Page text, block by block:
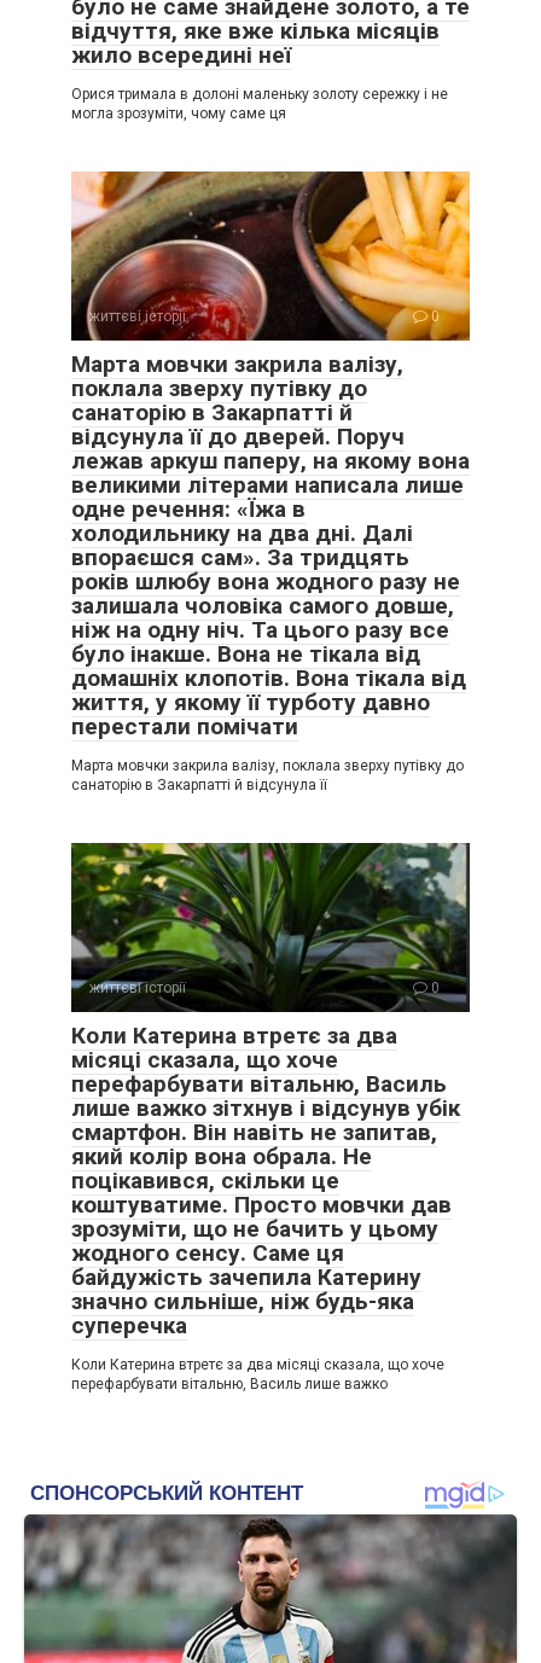
було не саме знайдене золото, а те
відчуття, яке вже кілька місяців
жило всередині неї
Орися тримала в долоні маленьку золоту сережку і не
могла зрозуміти, чому саме ця
життєві історії 0
Марта мовчки закрила валізу,
поклала зверху путівку до
санаторію в Закарпатті й
відсунула її до дверей. Поруч
лежав аркуш паперу, на якому вона
великими літерами написала лише
одне речення: «Їжа в
холодильнику на два дні. Далі
впораєшся сам». За тридцять
років шлюбу вона жодного разу не
залишала чоловіка самого довше,
ніж на одну ніч. Та цього разу все
було інакше. Вона не тікала від
домашніх клопотів. Вона тікала від
життя, у якому її турботу давно
перестали помічати
Марта мовчки закрила валізу, поклала зверху путівку до
санаторію в Закарпатті й відсунула її
життєві історії 0
Коли Катерина втретє за два
місяці сказала, що хоче
перефарбувати вітальню, Василь
лише важко зітхнув і відсунув убік
смартфон. Він навіть не запитав,
який колір вона обрала. Не
поцікавився, скільки це
коштуватиме. Просто мовчки дав
зрозуміти, що не бачить у цьому
жодного сенсу. Саме ця
байдужість зачепила Катерину
значно сильніше, ніж будь-яка
суперечка
Коли Катерина втретє за два місяці сказала, що хоче
перефарбувати вітальню, Василь лише важко